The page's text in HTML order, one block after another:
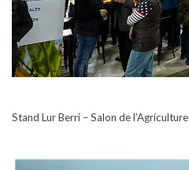
Stand Lur Berri – Salon de